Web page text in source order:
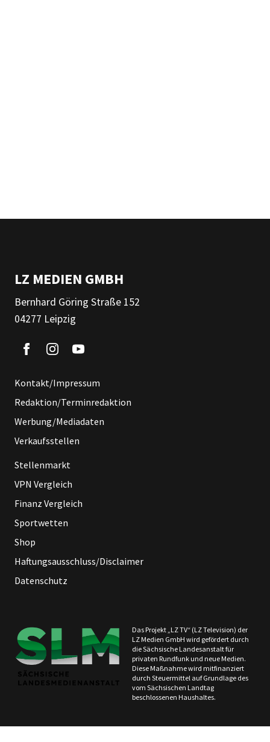
LZ MEDIEN GMBH
Bernhard Göring Straße 152
04277 Leipzig
Kontakt/Impressum
Redaktion/Terminredaktion
Werbung/Mediadaten
Verkaufsstellen
Stellenmarkt
VPN Vergleich
Finanz Vergleich
Sportwetten
Shop
Haftungsausschluss/Disclaimer
Datenschutz
Das Projekt „LZ TV“ (LZ Television) der
LZ Medien GmbH wird gefördert durch
die Sächsische Landesanstalt für
privaten Rundfunk und neue Medien.
Diese Maßnahme wird mitfinanziert
durch Steuermittel auf Grundlage des
vom Sächsischen Landtag
beschlossenen Haushaltes.